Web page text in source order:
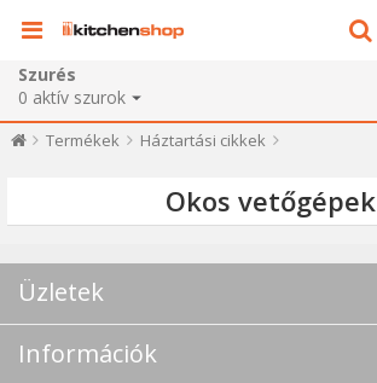
Szurés
0 aktív szurok
Termékek Háztartási cikkek
Okos vetőgépek
Üzletek
Információk